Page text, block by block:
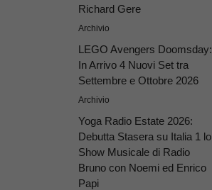
Richard Gere
Archivio
LEGO Avengers Doomsday:
In Arrivo 4 Nuovi Set tra
Settembre e Ottobre 2026
Archivio
Yoga Radio Estate 2026:
Debutta Stasera su Italia 1 lo
Show Musicale di Radio
Bruno con Noemi ed Enrico
Papi